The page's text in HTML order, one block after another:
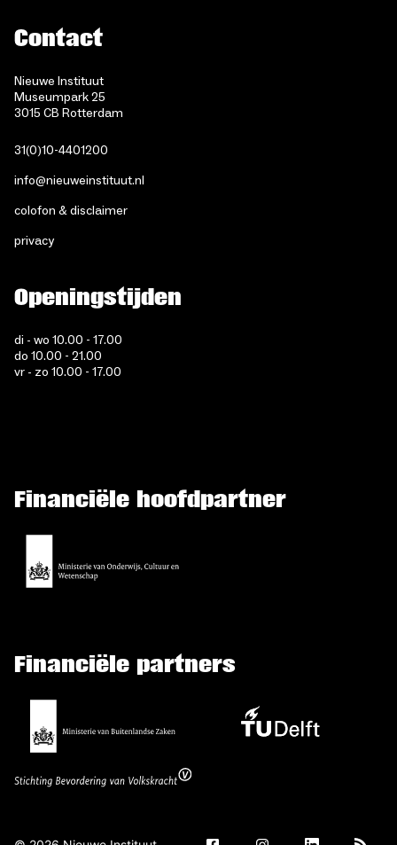
Contact
Nieuwe Instituut
Museumpark 25
3015 CB Rotterdam
31(0)10-4401200
info@nieuweinstituut.nl
colofon & disclaimer
privacy
Openingstijden
di - wo 10.00 - 17.00
do 10.00 - 21.00
vr - zo 10.00 - 17.00
Financiële hoofdpartner
Financiële partners